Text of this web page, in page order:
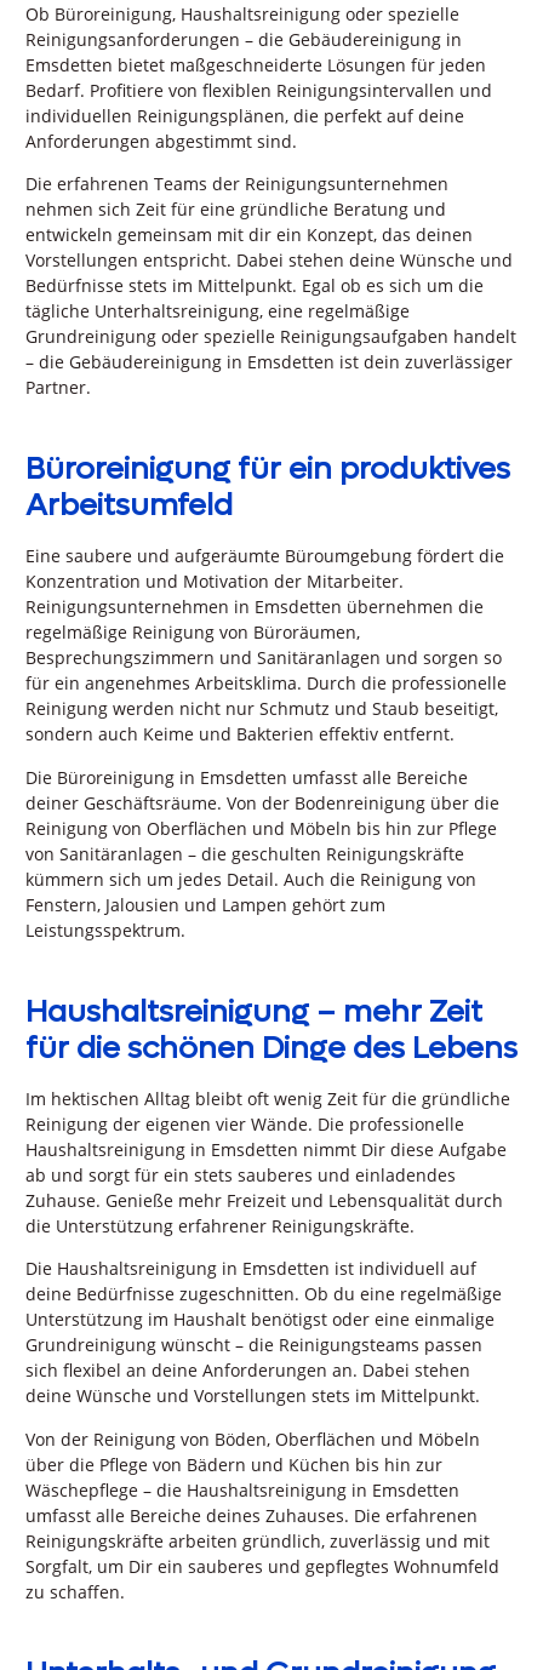
Ob Büroreinigung, Haushaltsreinigung oder spezielle
Reinigungsanforderungen – die Gebäudereinigung in
Emsdetten bietet maßgeschneiderte Lösungen für jeden
Bedarf. Profitiere von flexiblen Reinigungsintervallen und
individuellen Reinigungsplänen, die perfekt auf deine
Anforderungen abgestimmt sind.
Die erfahrenen Teams der Reinigungsunternehmen
nehmen sich Zeit für eine gründliche Beratung und
entwickeln gemeinsam mit dir ein Konzept, das deinen
Vorstellungen entspricht. Dabei stehen deine Wünsche und
Bedürfnisse stets im Mittelpunkt. Egal ob es sich um die
tägliche Unterhaltsreinigung, eine regelmäßige
Grundreinigung oder spezielle Reinigungsaufgaben handelt
– die Gebäudereinigung in Emsdetten ist dein zuverlässiger
Partner.
Büroreinigung für ein produktives
Arbeitsumfeld
Eine saubere und aufgeräumte Büroumgebung fördert die
Konzentration und Motivation der Mitarbeiter.
Reinigungsunternehmen in Emsdetten übernehmen die
regelmäßige Reinigung von Büroräumen,
Besprechungszimmern und Sanitäranlagen und sorgen so
für ein angenehmes Arbeitsklima. Durch die professionelle
Reinigung werden nicht nur Schmutz und Staub beseitigt,
sondern auch Keime und Bakterien effektiv entfernt.
Die Büroreinigung in Emsdetten umfasst alle Bereiche
deiner Geschäftsräume. Von der Bodenreinigung über die
Reinigung von Oberflächen und Möbeln bis hin zur Pflege
von Sanitäranlagen – die geschulten Reinigungskräfte
kümmern sich um jedes Detail. Auch die Reinigung von
Fenstern, Jalousien und Lampen gehört zum
Leistungsspektrum.
Haushaltsreinigung – mehr Zeit
für die schönen Dinge des Lebens
Im hektischen Alltag bleibt oft wenig Zeit für die gründliche
Reinigung der eigenen vier Wände. Die professionelle
Haushaltsreinigung in Emsdetten nimmt Dir diese Aufgabe
ab und sorgt für ein stets sauberes und einladendes
Zuhause. Genieße mehr Freizeit und Lebensqualität durch
die Unterstützung erfahrener Reinigungskräfte.
Die Haushaltsreinigung in Emsdetten ist individuell auf
deine Bedürfnisse zugeschnitten. Ob du eine regelmäßige
Unterstützung im Haushalt benötigst oder eine einmalige
Grundreinigung wünscht – die Reinigungsteams passen
sich flexibel an deine Anforderungen an. Dabei stehen
deine Wünsche und Vorstellungen stets im Mittelpunkt.
Von der Reinigung von Böden, Oberflächen und Möbeln
über die Pflege von Bädern und Küchen bis hin zur
Wäschepflege – die Haushaltsreinigung in Emsdetten
umfasst alle Bereiche deines Zuhauses. Die erfahrenen
Reinigungskräfte arbeiten gründlich, zuverlässig und mit
Sorgfalt, um Dir ein sauberes und gepflegtes Wohnumfeld
zu schaffen.